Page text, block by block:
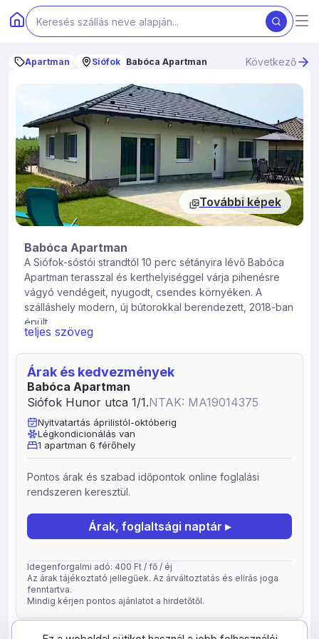
Apartman Siófok Babóca Apartman Következő
További képek
Babóca Apartman
A Siófok-sóstói strandtól 10 perc sétányira lévő Babóca
Apartman terasszal és kerthelyiséggel várja pihenésre
vágyó vendégeit, nyugodt, csendes környéken. A
szálláshely modern, új bútorokkal berendezett, 2018-ban
épült.
hálószoba, síkképernyős, műholdas TV, étkezősarok,
valamint mosogatógéppel és mikrohullámú sütővel
felszerelt konyha áll rendelkezésre.
A Bella Állatpark 2 km-re, a Bebo Aquapark pedig 2,8
km-re található. Rossz idő esetén a közeli Galerius
élményfürdőben tudnak kikapcsolódni a vendégek. A
Szabadisóstó vasútállomás 500 méterre található. Autóval
az M7-es autópálya 98-as lehajtója után néhány perc
biztosított.
teljes szöveg
Árak és kedvezmények
Babóca Apartman
Siófok Hunor utca 1/1.NTAK: MA19014375
Nyitvatartás áprilistól-októberig
Légkondicionálás van
1 apartman 6 férőhely
Pontos árak és szabad időpontok online foglalási
rendszeren keresztül.
Árak, foglaltsági naptár ▸
Idegenforgalmi adó: 400 Ft / fő / éj
Az árak tájékoztató jellegűek. Az árváltoztatás és elírás joga
fenntartva.
Mindig kérjen pontos ajánlatot a hirdetőtől.
frissítve: 2026-05-05 32249